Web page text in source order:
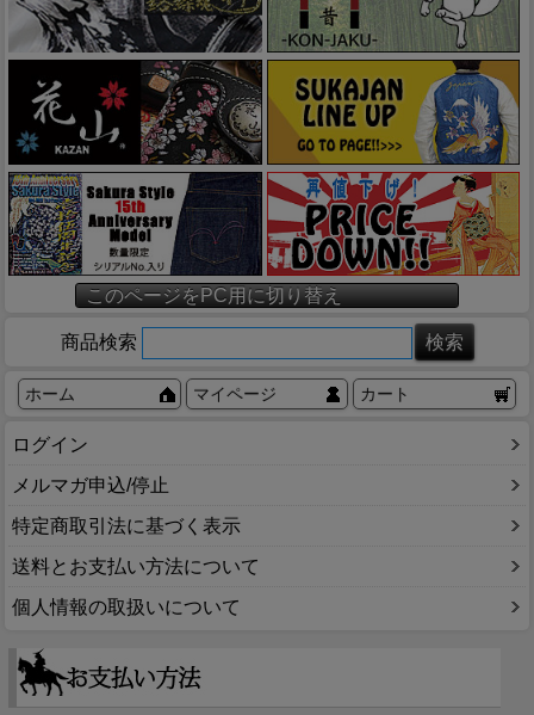
このページをPC用に切り替え
商品検索
ホーム マイページ カート
ログイン
メルマガ申込/停止
特定商取引法に基づく表示
送料とお支払い方法について
個人情報の取扱いについて